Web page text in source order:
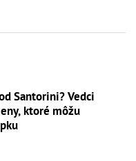
Santorini? Vedci
ktoré môžu